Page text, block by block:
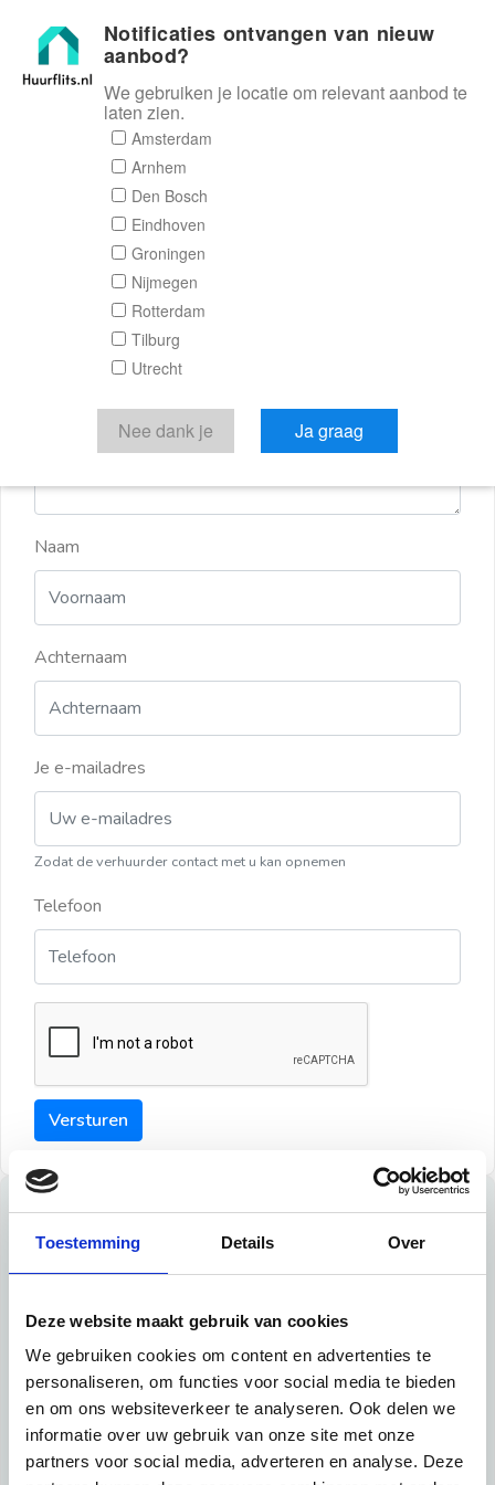
Toestemming Details Over
Deze website maakt gebruik van cookies
We gebruiken cookies om content en advertenties te
personaliseren, om functies voor social media te bieden
en om ons websiteverkeer te analyseren. Ook delen we
informatie over uw gebruik van onze site met onze
partners voor social media, adverteren en analyse. Deze
Huurflits
Reactieformulier
Huurflits
Verstuur je bericht
Door een bericht te sturen kom je in contact met de
aanbieder of makelaar van de woning.
Naam
Achternaam
Je e-mailadres
Zodat de verhuurder contact met u kan opnemen
Telefoon
Versturen
Tips
Tip 1:
Schrijf een duidelijke introductie en geef de volgende
informatie mee:
Ben je student, werkachtig of werkzoekend
Notificaties ontvangen van nieuw
aanbod?
We gebruiken je locatie om relevant aanbod te
laten zien.
Amsterdam
Arnhem
Den Bosch
Eindhoven
Groningen
Nijmegen
Rotterdam
Tilburg
Utrecht
Nee dank je Ja graag